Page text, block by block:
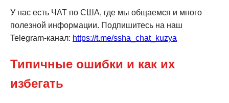
У нас есть ЧАТ по США, где мы общаемся и много
полезной информации. Подпишитесь на наш
Telegram-канал: https://t.me/ssha_chat_kuzya
Типичные ошибки и как их
избегать